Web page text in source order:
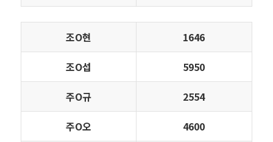
조Ο현 1646
조Ο섭 5950
주Ο규 2554
주Ο오 4600